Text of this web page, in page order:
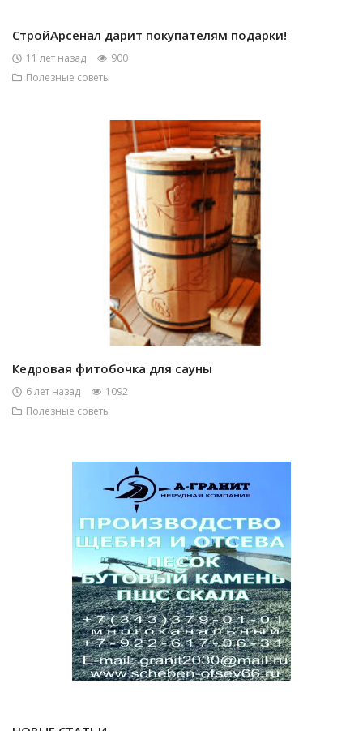
СтройАрсенал дарит покупателям подарки!
11 лет назад
900
Полезные советы
Кедровая фитобочка для сауны
6 лет назад
1092
Полезные советы